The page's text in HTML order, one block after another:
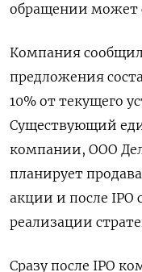
обращении может
Компания
предложения
10% от текущего
Существующий
компании, ООО
планирует
акции и после IPO
реализации
Сразу после IPO